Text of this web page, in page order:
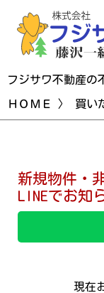
フジサワ不動産の
ＨＯＭＥ 〉 買い
新規物件・
LINEでお知
現在